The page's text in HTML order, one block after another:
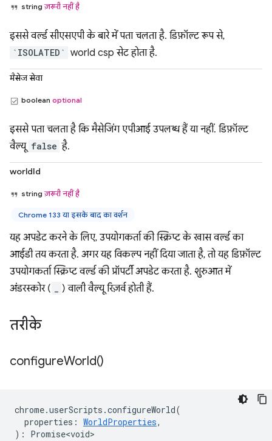
stringज़रूरी नहीं है
इससे वर्ल्ड सीएसएपी के बारे में पता चलता है. डिफ़ॉल्ट रूप से,
`ISOLATED` world csp सेट होता है.
मैसेज सेवा
boolean optional
इससे पता चलता है कि मैसेजिंग एपीआई उपलब्ध हैं या नहीं. डिफ़ॉल्ट
वैल्यू false है.
worldId
stringज़रूरी नहीं है
Chrome 133 या इसके बाद का वर्शन
यह अपडेट करने के लिए, उपयोगकर्ता की स्क्रिप्ट के खास वर्ल्ड का
आईडी तय करता है. अगर यह विकल्प नहीं दिया जाता है, तो यह डिफ़ॉल्ट
उपयोगकर्ता स्क्रिप्ट वर्ल्ड की प्रॉपर्टी अपडेट करता है. शुरुआत में
अंडरस्कोर (
) वाली वैल्यू रिज़र्व होती हैं.
तरीके
configureWorld()
chrome.userScripts .configureWorld(
properties : WorldProperties,
) : Promise<void>